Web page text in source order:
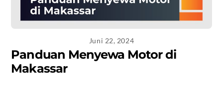
Juni 22, 2024
Panduan Menyewa Motor di
Makassar